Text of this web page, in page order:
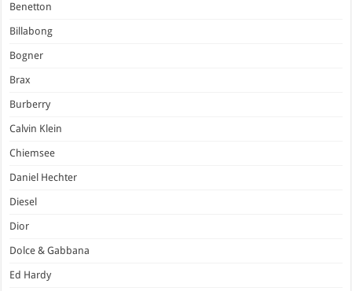
Benetton
Billabong
Bogner
Brax
Burberry
Calvin Klein
Chiemsee
Daniel Hechter
Diesel
Dior
Dolce & Gabbana
Ed Hardy